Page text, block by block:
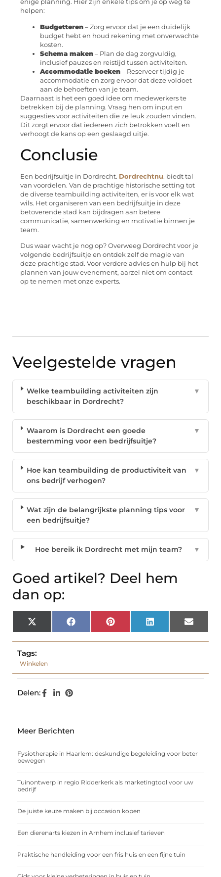
enige planning. Hier zijn enkele tips om je op weg te
helpen:
Budgetteren – Zorg ervoor dat je een duidelijk
budget hebt en houd rekening met onverwachte
kosten.
Schema maken – Plan de dag zorgvuldig,
inclusief pauzes en reistijd tussen activiteiten.
Accommodatie boeken – Reserveer tijdig je
accommodatie en zorg ervoor dat deze voldoet
aan de behoeften van je team.
Daarnaast is het een goed idee om medewerkers te
betrekken bij de planning. Vraag hen om input en
suggesties voor activiteiten die ze leuk zouden vinden.
Dit zorgt ervoor dat iedereen zich betrokken voelt en
verhoogt de kans op een geslaagd uitje.
Conclusie
Een bedrijfsuitje in Dordrecht. Dordrechtnu. biedt tal
van voordelen. Van de prachtige historische setting tot
de diverse teambuilding activiteiten, er is voor elk wat
wils. Het organiseren van een bedrijfsuitje in deze
betoverende stad kan bijdragen aan betere
communicatie, samenwerking en motivatie binnen je
team.
Dus waar wacht je nog op? Overweeg Dordrecht voor je
volgende bedrijfsuitje en ontdek zelf de magie van
deze prachtige stad. Voor verdere advies en hulp bij het
plannen van jouw evenement, aarzel niet om contact
op te nemen met onze experts.
Veelgestelde vragen
Welke teambuilding activiteiten zijn
beschikbaar in Dordrecht?
▼
Waarom is Dordrecht een goede
bestemming voor een bedrijfsuitje?
▼
Hoe kan teambuilding de productiviteit van
ons bedrijf verhogen?
▼
Wat zijn de belangrijkste planning tips voor
een bedrijfsuitje?
▼
Hoe bereik ik Dordrecht met mijn team? ▼
Goed artikel? Deel hem
dan op:
X
(Twitter)
Facebook Pinterest LinkedIn Email
Tags:
Winkelen
Delen:
Meer Berichten
Fysiotherapie in Haarlem: deskundige begeleiding voor beter
bewegen
Tuinontwerp in regio Ridderkerk als marketingtool voor uw
bedrijf
De juiste keuze maken bij occasion kopen
Een dierenarts kiezen in Arnhem inclusief tarieven
Praktische handleiding voor een fris huis en een fijne tuin